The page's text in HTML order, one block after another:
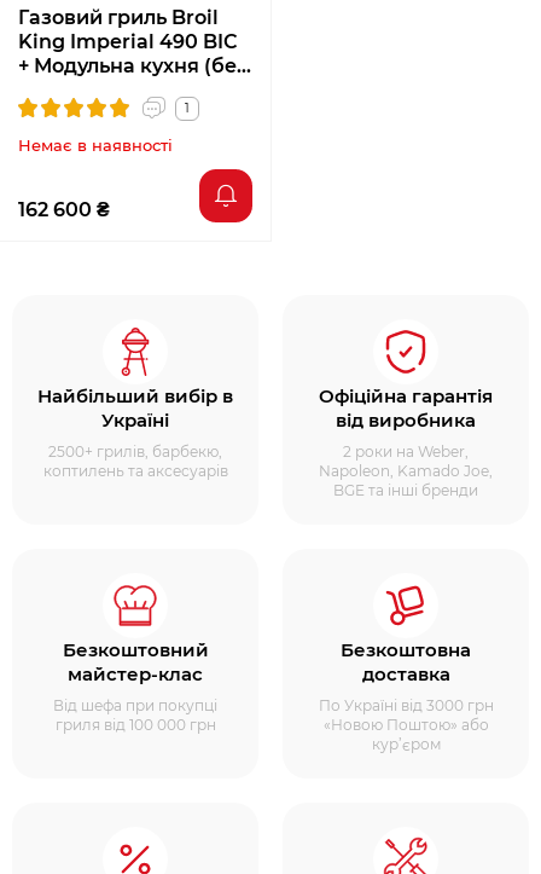
Газовий гриль Broil
King Imperial 490 BIC
+ Модульна кухня (без
MOD3
1
Немає в наявності
162 600 ₴
Найбільший вибір в
Україні
2500+ грилів, барбекю,
коптилень та аксесуарів
Офіційна гарантія
від виробника
2 роки на Weber,
Napoleon, Kamado Joe,
BGE та інші бренди
Безкоштовний
майстер-клас
Від шефа при покупці
гриля від 100 000 грн
Безкоштовна
доставка
По Україні від 3000 грн
«Новою Поштою» або
кур’єром